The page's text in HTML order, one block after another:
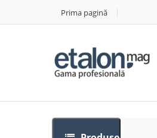
Prima pagină